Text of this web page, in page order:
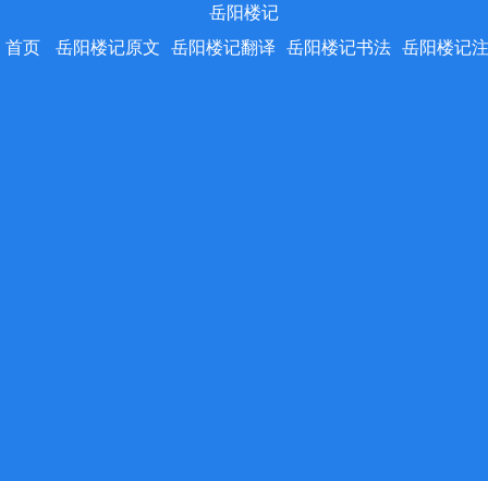
岳阳楼记
首页
岳阳楼记原文 岳阳楼记翻译 岳阳楼记书法 岳阳楼记